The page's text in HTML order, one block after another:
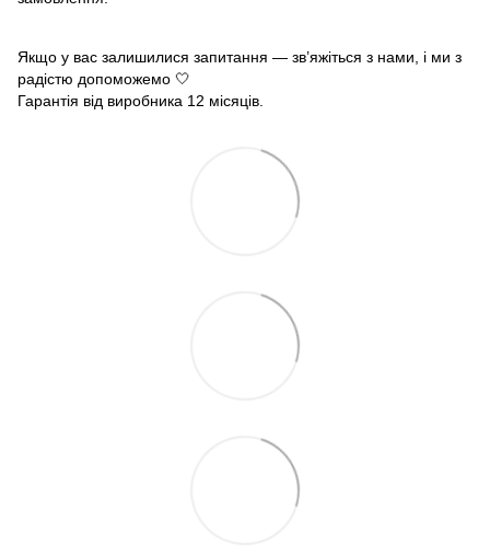
Якщо у вас залишилися запитання — зв’яжіться з нами, і ми з
радістю допоможемо 🤍
Гарантія від виробника 12 місяців.